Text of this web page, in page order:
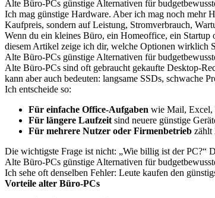
Alte Büro-PCs günstige Alternativen für
Ich mag günstige Hardware. Aber ich mag noch mehr
Kaufpreis, sondern auf Leistung, Stromverbrauch,
Wenn du ein kleines Büro, ein Homeoffice, ein Startup
diesem Artikel zeige ich dir, welche Optionen wirklich
Alte Büro-PCs günstige Alternativen für
Alte Büro-PCs sind oft gebraucht gekaufte Desktop-
kann aber auch bedeuten: langsame SSDs, schwache
Ich entscheide so:
Für einfache Office-Aufgaben wie Mail, Excel,
Für längere Laufzeit sind neuere günstige
Für mehrere Nutzer oder Firmenbetrieb zählt
Die wichtigste Frage ist nicht: „Wie billig ist der PC?“
Alte Büro-PCs günstige Alternativen für
Ich sehe oft denselben Fehler: Leute kaufen den
Vorteile alter Büro-PCs